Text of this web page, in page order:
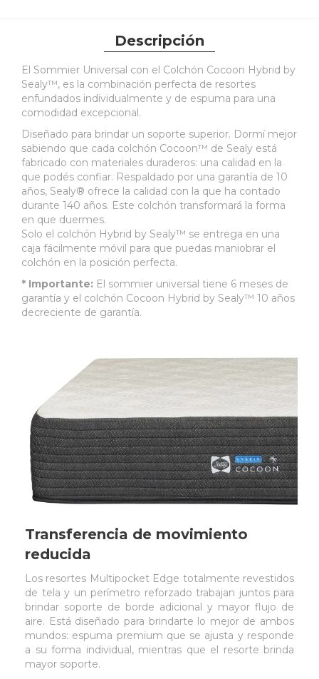
Descripción
El Sommier Universal con el Colchón Cocoon Hybrid by
Sealy™, es la combinación perfecta de resortes
enfundados individualmente y de espuma para una
comodidad excepcional.
Diseñado para brindar un soporte superior. Dormí mejor
sabiendo que cada colchón Cocoon™ de Sealy está
fabricado con materiales duraderos: una calidad en la
que podés confiar. Respaldado por una garantía de 10
años, Sealy® ofrece la calidad con la que ha contado
durante 140 años. Este colchón transformará la forma
en que duermes.
Solo el colchón Hybrid by Sealy™ se entrega en una
caja fácilmente móvil para que puedas maniobrar el
colchón en la posición perfecta.
* Importante: El sommier universal tiene 6 meses de
garantía y el colchón Cocoon Hybrid by Sealy™ 10 años
decreciente de garantía.
Transferencia de movimiento
reducida
Los resortes Multipocket Edge totalmente revestidos
de tela y un perímetro reforzado trabajan juntos para
brindar soporte de borde adicional y mayor flujo de
aire. Está diseñado para brindarte lo mejor de ambos
mundos: espuma premium que se ajusta y responde
a su forma individual, mientras que el resorte brinda
mayor soporte.